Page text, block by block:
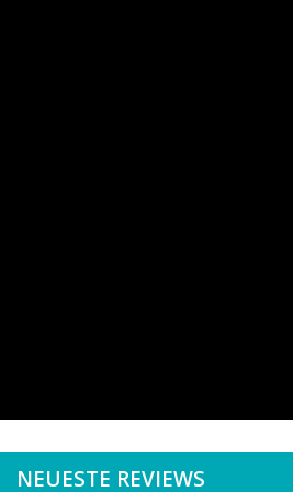
NEUESTE REVIEWS